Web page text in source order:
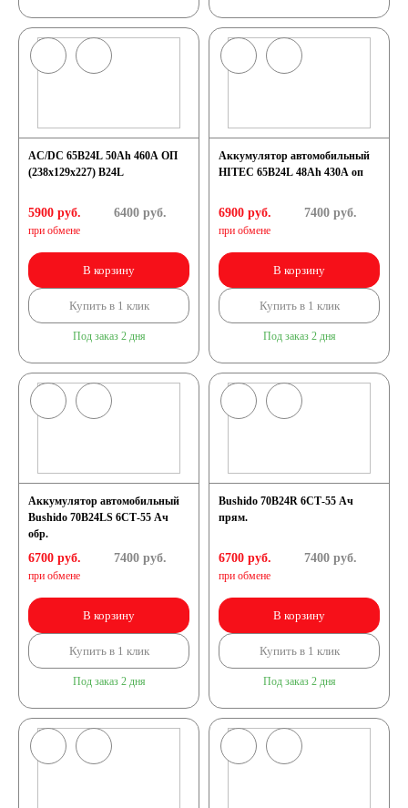
AC/DC 65B24L 50Ah 460A OП
(238x129x227) B24L
5900 руб.
при обмене
6400руб.
В корзину
Купить в 1 клик
Под заказ 2 дня
Аккумулятор автомобильный
HITEC 65B24L 48Ah 430A оп
6900 руб.
при обмене
7400руб.
В корзину
Купить в 1 клик
Под заказ 2 дня
Аккумулятор автомобильный
Bushido 70B24LS 6СТ-55 Ач
обр.
6700 руб.
при обмене
7400руб.
В корзину
Купить в 1 клик
Под заказ 2 дня
Bushido 70B24R 6СТ-55 Ач
прям.
6700 руб.
при обмене
7400руб.
В корзину
Купить в 1 клик
Под заказ 2 дня